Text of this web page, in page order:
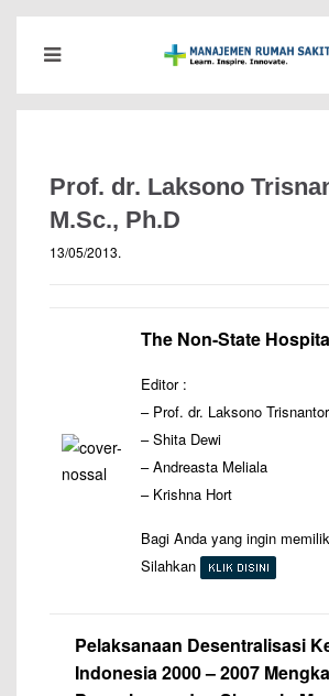
Prof. dr. Laksono
M.Sc., Ph.D
13/05/2013.
The Non-State
Editor :
– Prof. dr. Laksono
– Shita Dewi
– Andreasta Meliala
– Krishna Hort
Bagi Anda yang ingin
Silahkan
Pelaksanaan Desentralisasi
Indonesia 2000 – 2007